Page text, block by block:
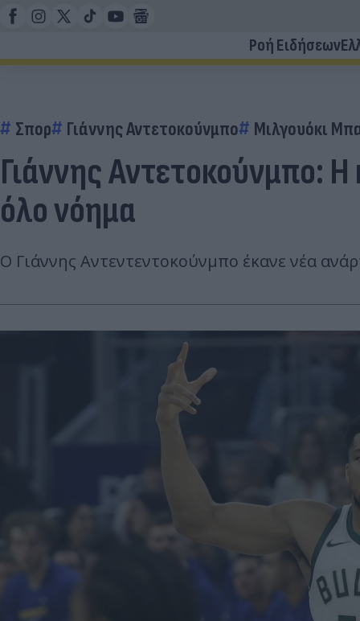
Ροή Ειδήσεων
Σπορ Γιάννης Αντετοκούνμπο Μιλγουόκι
Γιάννης Αντετοκούνμπο:
όλο νόημα
Ο Γιάννης Αντεντεντοκούνμπο έκανε νέα